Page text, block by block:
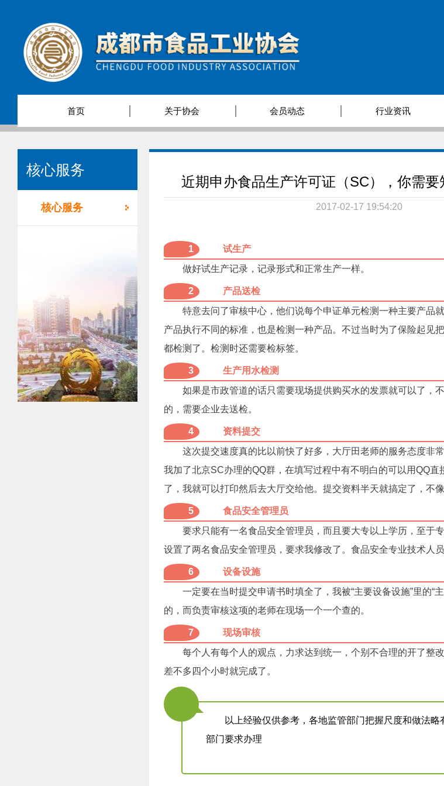
首页 关于协会 会员动态 行业资讯
核心服务
核心服务
近期申办食品生产许可证（SC），你需
2017-02-17 19:54:20
1
试生产
做好试生产记录，记录形式和正常生产一样。
2
产品送检
特意去问了审核中心，他们说每个申证单元检测一种主要产品
产品执行不同的标准，也是检测一种产品。不过当时为了保险起见
都检测了。检测时还需要检标签。
3
生产用水检测
如果是市政管道的话只需要现场提供购买水的发票就可以了，
的，需要企业去送检。
4
资料提交
这次提交速度真的比以前快了好多，大厅田老师的服务态度非
我加了北京SC办理的QQ群，在填写过程中有不明白的可以用QQ直
了，我就可以打印然后去大厅交给他。提交资料半天就搞定了，不
5
食品安全管理员
要求只能有一名食品安全管理员，而且要大专以上学历，至于
设置了两名食品安全管理员，要求我修改了。食品安全专业技术人
6
设备设施
一定要在当时提交申请书时填全了，我被“主要设备设施”里的“
的，而负责审核这项的老师在现场一个一个查的。
7
现场审核
每个人有每个人的观点，力求达到统一，个别不合理的开了整
差不多四个小时就完成了。
以上经验仅供参考，各地监管部门把握尺度和做法
部门要求办理